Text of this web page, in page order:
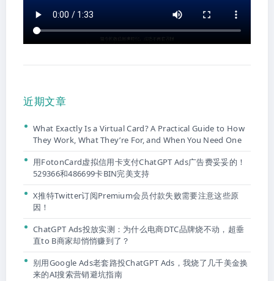
近期文章
What Exactly Is a Virtual Card? A Practical Guide to How
They Work, What They’re For, and When You Need One
用FotonCard虚拟信用卡支付ChatGPT Ads广告费妥妥的！
529366和486699卡BIN完美支持
X推特Twitter订阅Premium会员付款失败需要注意这些原
因！
ChatGPT Ads投放实测：为什么电商DTC品牌烧不动，超垂
直to B商家却悄悄赚到了？
别用Google Ads老套路投ChatGPT Ads，我烧了几千美金换
来的AI搜索营销避坑指南